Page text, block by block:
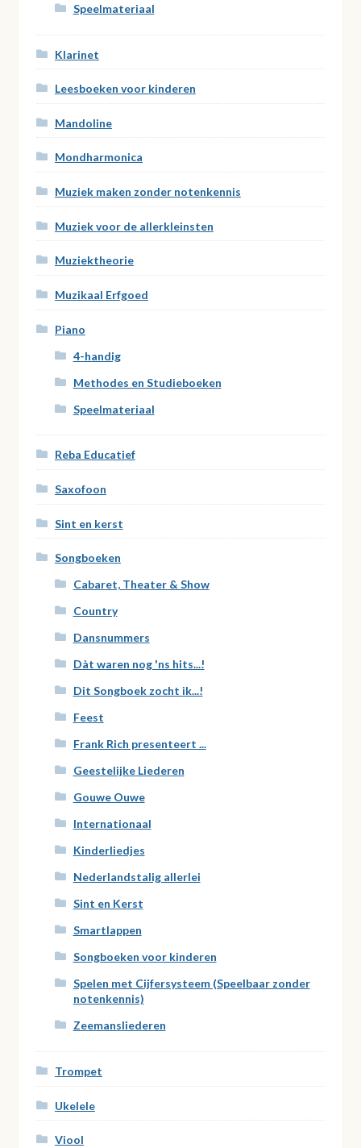
Speelmateriaal
Klarinet
Leesboeken voor kinderen
Mandoline
Mondharmonica
Muziek maken zonder notenkennis
Muziek voor de allerkleinsten
Muziektheorie
Muzikaal Erfgoed
Piano
4-handig
Methodes en Studieboeken
Speelmateriaal
Reba Educatief
Saxofoon
Sint en kerst
Songboeken
Cabaret, Theater & Show
Country
Dansnummers
Dàt waren nog 'ns hits...!
Dit Songboek zocht ik...!
Feest
Frank Rich presenteert ...
Geestelijke Liederen
Gouwe Ouwe
Internationaal
Kinderliedjes
Nederlandstalig allerlei
Sint en Kerst
Smartlappen
Songboeken voor kinderen
Spelen met Cijfersysteem (Speelbaar zonder
notenkennis)
Zeemansliederen
Trompet
Ukelele
Viool